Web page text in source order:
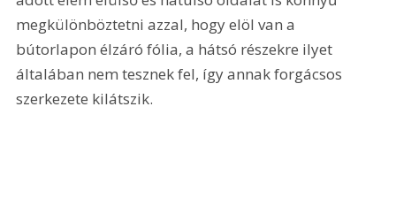
megkülönböztetni azzal, hogy elöl van a
bútorlapon élzáró fólia, a hátsó részekre ilyet
általában nem tesznek fel, így annak forgácsos
szerkezete kilátszik.